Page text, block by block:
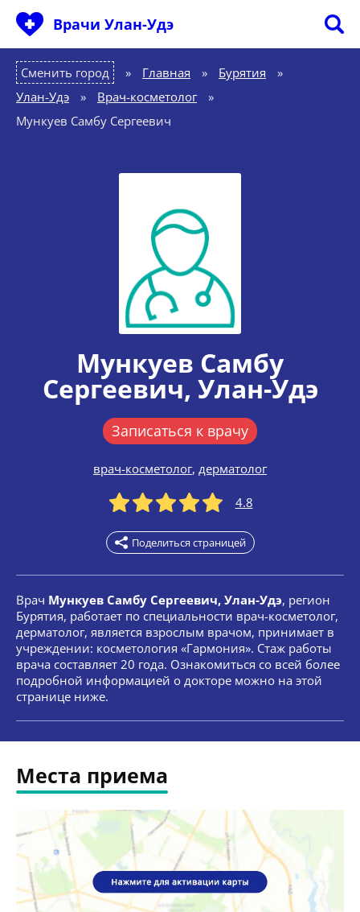
Врачи Улан-Удэ
Сменить город Главная » Бурятия
»
Улан-Удэ
» Врач-косметолог
»
Мункуев Самбу Сергеевич
Мункуев Самбу
Сергеевич, Улан-Удэ
Записаться к врачу
врач-косметолог, дерматолог
4.8
Поделиться страницей
Врач Мункуев Самбу Сергеевич, Улан-Удэ, регион
Бурятия, работает по специальности врач-косметолог,
дерматолог, является взрослым врачом, принимает в
учреждении: косметология «Гармония». Стаж работы
врача составляет 20 года. Ознакомиться со всей более
подробной информацией о докторе можно на этой
странице ниже.
Места приема